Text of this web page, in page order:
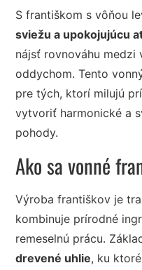
S františkom s vôňou
sviežu a upokojujúcu
nájsť rovnováhu medzi
oddychom. Tento
pre tých, ktorí milujú
vytvoriť harmonické a
pohody.
Ako sa vonné
Výroba františkov je
kombinuje prírodné
remeselnú prácu.
drevené uhlie, ku